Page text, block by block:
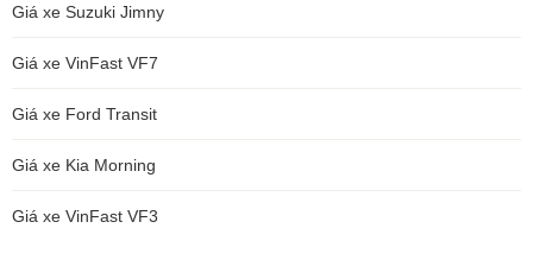
Giá xe Suzuki Jimny
Giá xe VinFast VF7
Giá xe Ford Transit
Giá xe Kia Morning
Giá xe VinFast VF3